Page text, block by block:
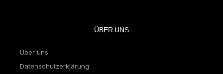
ÜBER UNS
Über uns
Datenschutzerklärung